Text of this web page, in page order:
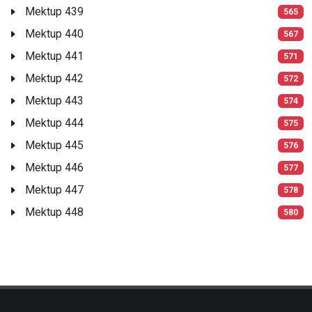
Mektup 439 565
Mektup 440 567
Mektup 441 571
Mektup 442 572
Mektup 443 574
Mektup 444 575
Mektup 445 576
Mektup 446 577
Mektup 447 578
Mektup 448 580